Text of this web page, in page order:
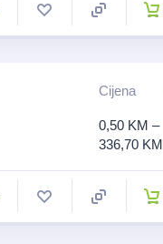
Cijena
0,50 KM –
336,70 KM